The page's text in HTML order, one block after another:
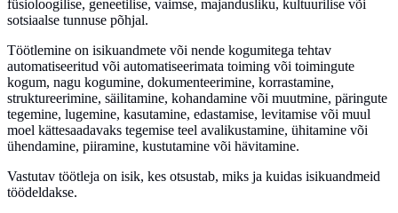
füsioloogilise, geneetilise, vaimse, majandusliku, kultuurilise või
sotsiaalse tunnuse põhjal.
Töötlemine on isikuandmete või nende kogumitega tehtav
automatiseeritud või automatiseerimata toiming või toimingute
kogum, nagu kogumine, dokumenteerimine, korrastamine,
struktureerimine, säilitamine, kohandamine või muutmine, päringute
tegemine, lugemine, kasutamine, edastamise, levitamise või muul
moel kättesaadavaks tegemise teel avalikustamine, ühitamine või
ühendamine, piiramine, kustutamine või hävitamine.
Vastutav töötleja on isik, kes otsustab, miks ja kuidas isikuandmeid
töödeldakse.